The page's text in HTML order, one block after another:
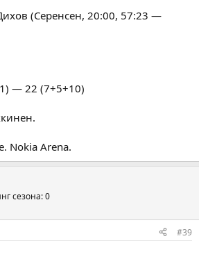
(Серенсен, 20:00, 57:23 —
— 22 (7+5+10)
Nokia Arena.
сезона: 0
#39